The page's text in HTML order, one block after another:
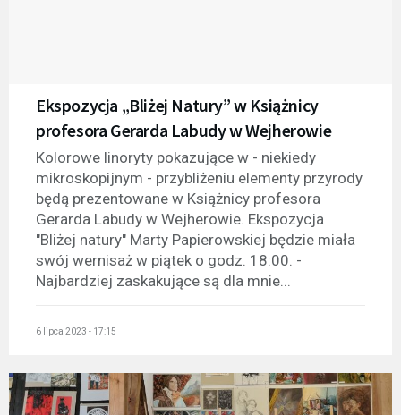
Ekspozycja „Bliżej Natury” w Książnicy
profesora Gerarda Labudy w Wejherowie
Kolorowe linoryty pokazujące w - niekiedy
mikroskopijnym - przybliżeniu elementy przyrody
będą prezentowane w Książnicy profesora
Gerarda Labudy w Wejherowie. Ekspozycja
"Bliżej natury" Marty Papierowskiej będzie miała
swój wernisaż w piątek o godz. 18:00. -
Najbardziej zaskakujące są dla mnie...
6 lipca 2023 - 17:15